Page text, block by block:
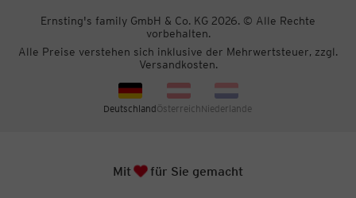
Ernsting's family GmbH & Co. KG 2026. © Alle Rechte
vorbehalten.
Alle Preise verstehen sich inklusive der Mehrwertsteuer, zzgl.
Versandkosten.
DeutschlandÖsterreichNiederlande
MitHerz
für Sie gemacht